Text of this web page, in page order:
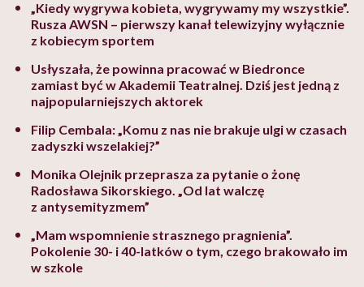
„Kiedy wygrywa kobieta, wygrywamy my wszystkie”.
Rusza AWSN – pierwszy kanał telewizyjny wyłącznie
z kobiecym sportem
Usłyszała, że powinna pracować w Biedronce
zamiast być w Akademii Teatralnej. Dziś jest jedną z
najpopularniejszych aktorek
Filip Cembala: „Komu z nas nie brakuje ulgi w czasach
zadyszki wszelakiej?”
Monika Olejnik przeprasza za pytanie o żonę
Radosława Sikorskiego. „Od lat walczę
z antysemityzmem”
„Mam wspomnienie strasznego pragnienia”.
Pokolenie 30- i 40-latków o tym, czego brakowało im
w szkole